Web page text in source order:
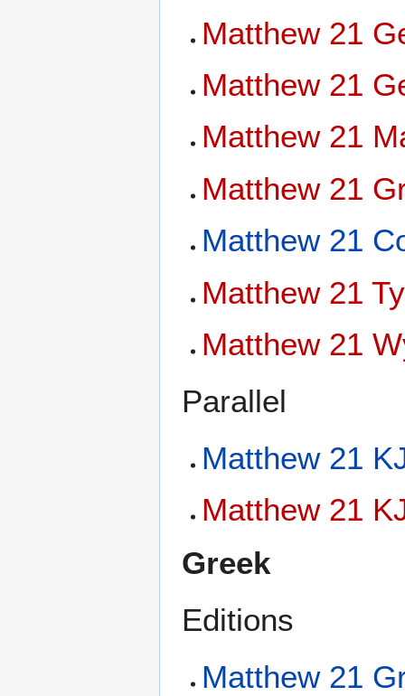
Matthew 21
Matthew 21
Matthew 21
Matthew 21
Matthew 21
Matthew 21
Matthew 21
Parallel
Matthew 21
Matthew 21
Greek
Editions
Matthew 21